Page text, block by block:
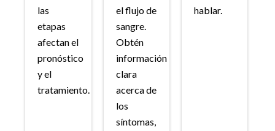
las
etapas
afectan el
pronóstico
y el
tratamiento.
el flujo de
sangre.
Obtén
información
clara
acerca de
los
síntomas,
hablar.